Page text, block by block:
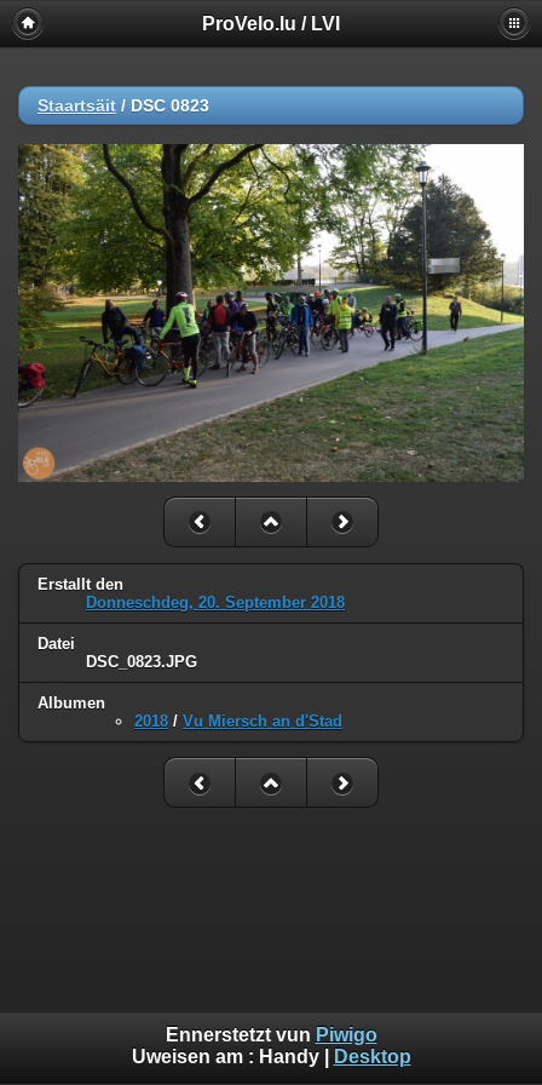
ProVelo.lu / LVI
Staartsäit / DSC 0823
Erstallt den
Donneschdeg, 20. September 2018
Datei
DSC_0823.JPG
Albumen
2018 / Vu Miersch an d'Stad
Ennerstetzt vun Piwigo
Uweisen am : Handy| Desktop